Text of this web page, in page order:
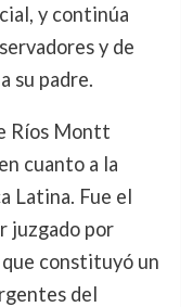
y continúa
y de
su padre.
Ríos Montt
cuanto a la
Latina. Fue el
juzgado por
constituyó un
del